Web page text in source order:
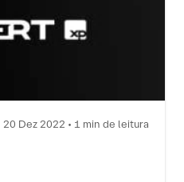
20 Dez 2022 • 1 min de leitura